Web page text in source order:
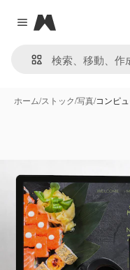
Close menu
Magnific
ホーム/ストック/写真/コンピ